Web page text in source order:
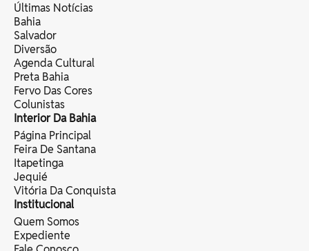
Últimas Notícias
Bahia
Salvador
Diversão
Agenda Cultural
Preta Bahia
Fervo Das Cores
Colunistas
Interior Da Bahia
Página Principal
Feira De Santana
Itapetinga
Jequié
Vitória Da Conquista
Institucional
Quem Somos
Expediente